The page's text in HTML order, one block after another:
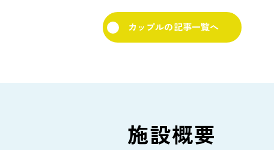
カップルの記事一覧へ
施設概要